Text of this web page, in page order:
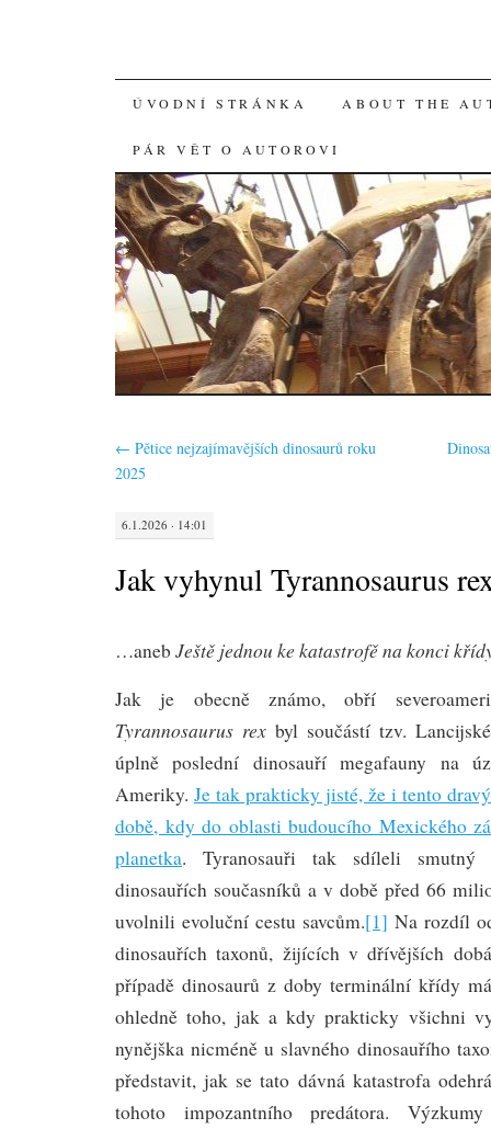
SKIP
TO
CONTENT
ÚVODNÍ STRÁNKA ABOUT THE
PÁR VĚT O AUTOROVI
← Pětice nejzajímavějších dinosaurů roku
2025
6.1.2026 · 14:01
Jak vyhynul Tyrannosaurus
…aneb Ještě jednou ke katastrofě na konci
Jak je obecně známo, obří
Tyrannosaurus rex byl součástí tzv.
úplně poslední dinosauří megafauny na
Ameriky. Je tak prakticky jisté, že i tento
době, kdy do oblasti budoucího Mexického
planetka. Tyranosauři tak sdíleli smutný
dinosauřích současníků a v době před 66
uvolnili evoluční cestu savcům.[1] Na rozdíl
dinosauřích taxonů, žijících v dřívějších
případě dinosaurů z doby terminální křídy
ohledně toho, jak a kdy prakticky všichni
nynějška nicméně u slavného dinosauřího
představit, jak se tato dávná katastrofa
tohoto impozantního predátora.